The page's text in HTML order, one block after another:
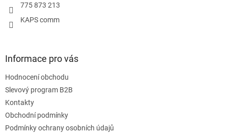
775 873 213
KAPS comm
Informace pro vás
Hodnocení obchodu
Slevový program B2B
Kontakty
Obchodní podmínky
Podmínky ochrany osobních údajů